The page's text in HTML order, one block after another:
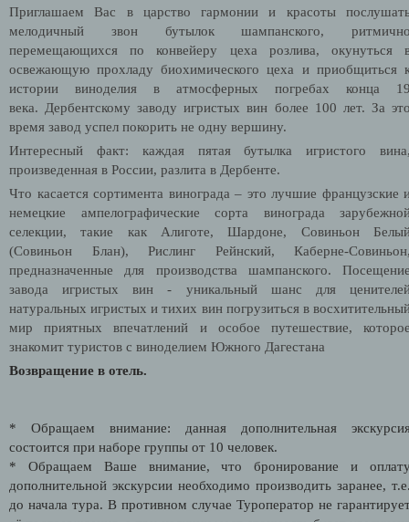
Приглашаем Вас в царство гармонии и красоты
мелодичный звон бутылок шампанского,
перемещающихся по конвейеру цеха розлива, окунуться
освежающую прохладу биохимического цеха и приобщиться
истории виноделия в атмосферных погребах конца
века. Дербентскому заводу игристых вин более 100 лет. За
время завод успел покорить не одну вершину.
Интересный факт: каждая пятая бутылка игристого
произведенная в России, разлита в Дербенте.
Что касается сортимента винограда – это лучшие французские
немецкие ампелографические сорта винограда
селекции, такие как Алиготе, Шардоне, Совиньон
(Совиньон Блан), Рислинг Рейнский, Каберне-
предназначенные для производства шампанского.
завода игристых вин - уникальный шанс для
натуральных игристых и тихих вин погрузиться в
мир приятных впечатлений и особое путешествие,
знакомит туристов с виноделием Южного Дагестана
Возвращение в отель.
* Обращаем внимание: данная дополнительная
состоится при наборе группы от 10 человек.
* Обращаем Ваше внимание, что бронирование и
дополнительной экскурсии необходимо производить заранее,
до начала тура. В противном случае Туроператор не